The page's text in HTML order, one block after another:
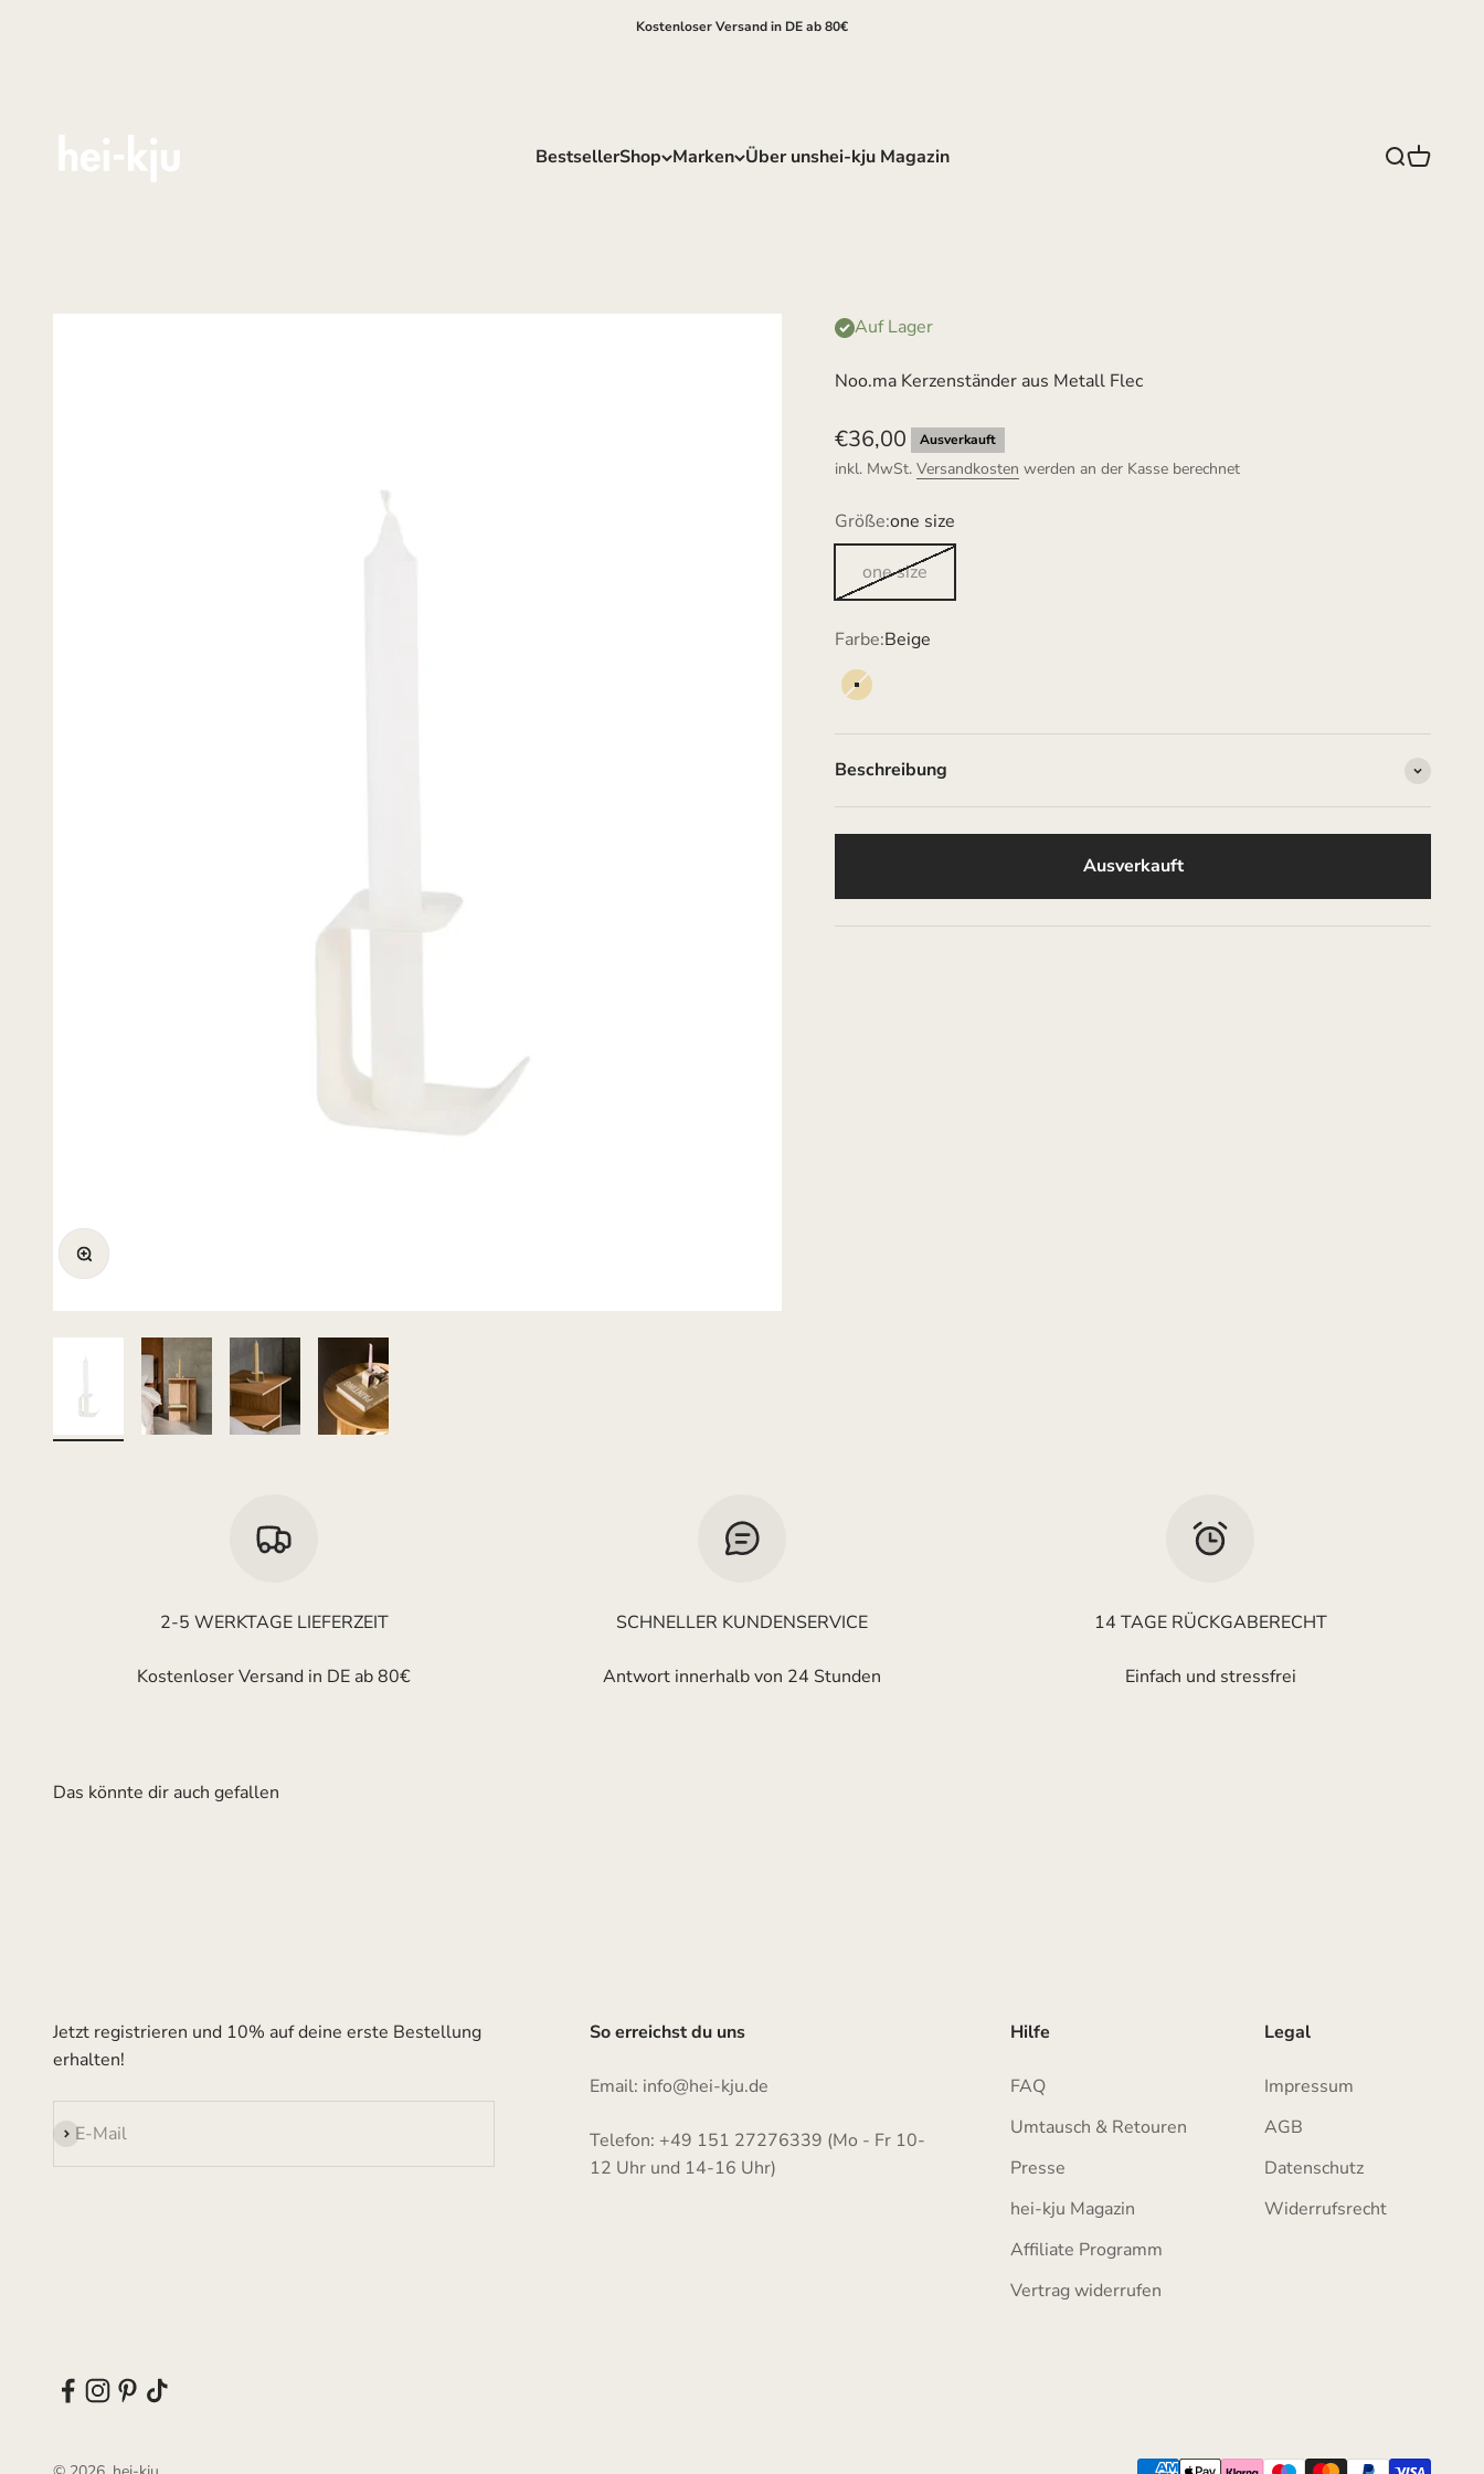
Kostenloser Versand in DE ab 80€
BestsellerShop Marken Über unshei-kju Magazin Suche
Bild vergrößern
Auf Lager
Noo.ma Kerzenständer aus Metall Flec
Angebot
€36,00 Ausverkauft
inkl. MwSt. Versandkosten werden an der Kasse berechnet
Größe:one size
one size
Farbe:Beige
Beige
Beschreibung
Ausverkauft
2-5 WERKTAGE LIEFERZEIT
Kostenloser Versand in DE ab 80€
SCHNELLER KUNDENSERVICE
Antwort innerhalb von 24 Stunden
14 TAGE RÜCKGABERECHT
Einfach und stressfrei
Jetzt registrieren und 10% auf deine erste Bestellung
erhalten!
E-Mail
Abonnieren
So erreichst du uns
Email: info@hei-kju.de
Telefon: +49 151 27276339 (Mo - Fr 10-
12 Uhr und 14-16 Uhr)
Hilfe
FAQ
Umtausch & Retouren
Presse
hei-kju Magazin
Affiliate Programm
Vertrag widerrufen
Legal
Impressum
AGB
Datenschutz
Widerrufsrecht